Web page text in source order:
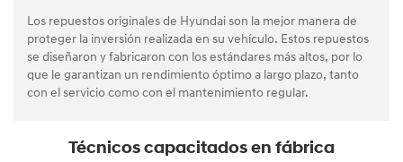
Los repuestos originales de Hyundai son la mejor manera de
proteger la inversión realizada en su vehículo. Estos repuestos
se diseñaron y fabricaron con los estándares más altos, por lo
que le garantizan un rendimiento óptimo a largo plazo, tanto
con el servicio como con el mantenimiento regular.
Técnicos capacitados en fábrica